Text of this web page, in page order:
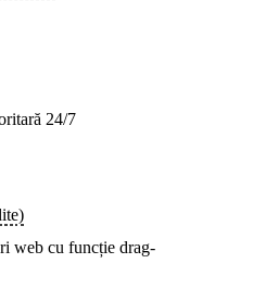
24/7
web cu funcție drag-